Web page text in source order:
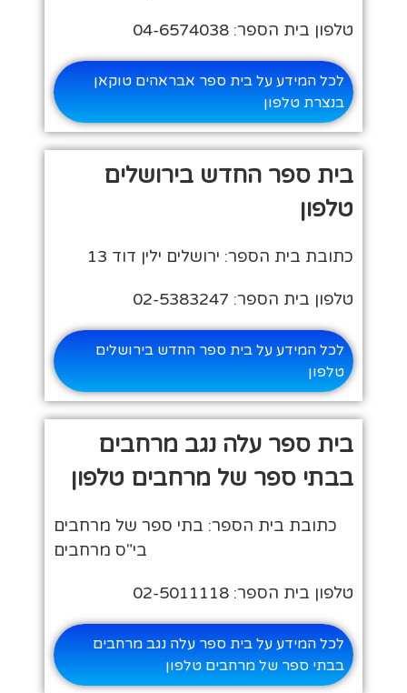
טלפון בית הספר: 04-6574038
לכל המידע על בית ספר אבראהים טוקאן
בנצרת טלפון
בית ספר החדש בירושלים
טלפון
כתובת בית הספר: ירושלים ילין דוד 13
טלפון בית הספר: 02-5383247
לכל המידע על בית ספר החדש בירושלים
טלפון
בית ספר עלה נגב מרחבים
בבתי ספר של מרחבים טלפון
כתובת בית הספר: בתי ספר של מרחבים
בי"ס מרחבים
טלפון בית הספר: 02-5011118
לכל המידע על בית ספר עלה נגב מרחבים
בבתי ספר של מרחבים טלפון